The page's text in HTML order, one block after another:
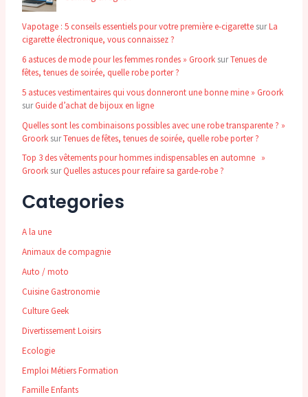
Vapotage : 5 conseils essentiels pour votre première e-cigarette surLa
cigarette électronique, vous connaissez ?
6 astuces de mode pour les femmes rondes » Groork surTenues de
fêtes, tenues de soirée, quelle robe porter ?
5 astuces vestimentaires qui vous donneront une bonne mine » Groork
surGuide d’achat de bijoux en ligne
Quelles sont les combinaisons possibles avec une robe transparente ? »
Groork surTenues de fêtes, tenues de soirée, quelle robe porter ?
Top 3 des vêtements pour hommes indispensables en automne »
Groork surQuelles astuces pour refaire sa garde-robe ?
Categories
A la une
Animaux de compagnie
Auto / moto
Cuisine Gastronomie
Culture Geek
Divertissement Loisirs
Ecologie
Emploi Métiers Formation
Famille Enfants